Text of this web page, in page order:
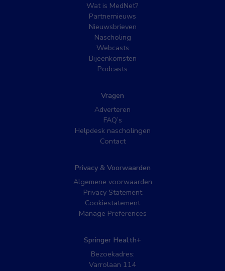
Wat is MedNet?
Partnernieuws
Nieuwsbrieven
Nascholing
Webcasts
Bijeenkomsten
Podcasts
Vragen
Adverteren
FAQ’s
Helpdesk nascholingen
Contact
Privacy & Voorwaarden
Algemene voorwaarden
Privacy Statement
Cookiestatement
Manage Preferences
Springer Health+
Bezoekadres:
Varrolaan 114